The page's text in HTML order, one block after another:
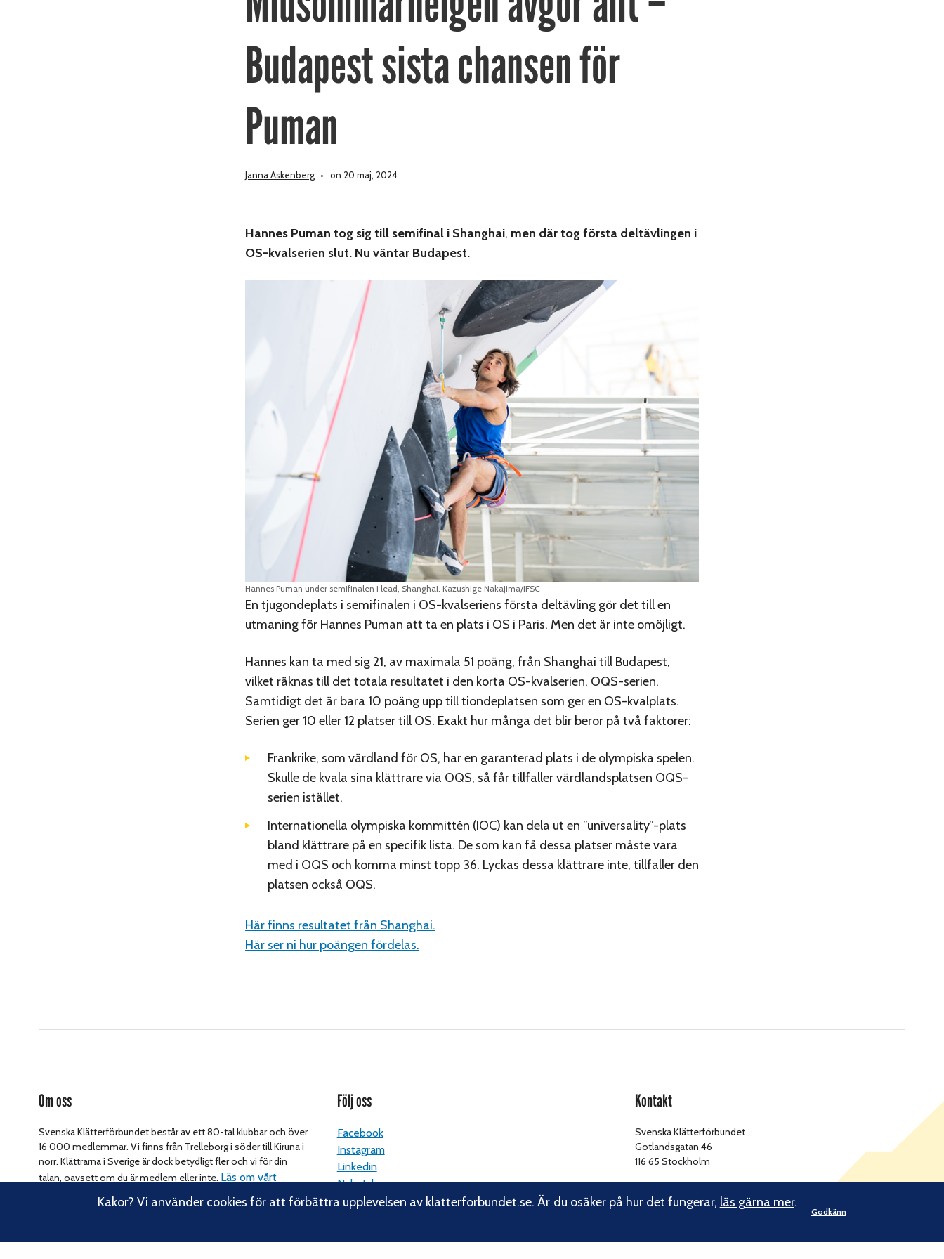
Budapest sista chansen för
Puman
Janna Askenberg on 20 maj, 2024
Hannes Puman tog sig till semifinal i Shanghai, men där tog första deltävlingen i
OS-kvalserien slut. Nu väntar Budapest.
Hannes Puman under semifinalen i lead, Shanghai. Kazushige Nakajima/IFSC
En tjugondeplats i semifinalen i OS-kvalseriens första deltävling gör det till en
utmaning för Hannes Puman att ta en plats i OS i Paris. Men det är inte omöjligt.
Hannes kan ta med sig 21, av maximala 51 poäng, från Shanghai till Budapest,
vilket räknas till det totala resultatet i den korta OS-kvalserien, OQS-serien.
Samtidigt det är bara 10 poäng upp till tiondeplatsen som ger en OS-kvalplats.
Serien ger 10 eller 12 platser till OS. Exakt hur många det blir beror på två faktorer:
Frankrike, som värdland för OS, har en garanterad plats i de olympiska spelen.
Skulle de kvala sina klättrare via OQS, så får tillfaller värdlandsplatsen OQS-
serien istället.
Internationella olympiska kommittén (IOC) kan dela ut en ”universality”-plats
bland klättrare på en specifik lista. De som kan få dessa platser måste vara
med i OQS och komma minst topp 36. Lyckas dessa klättrare inte, tillfaller den
platsen också OQS.
Här finns resultatet från Shanghai.
Här ser ni hur poängen fördelas.
Om oss
Svenska Klätterförbundet består av ett 80-tal klubbar och över
16 000 medlemmar. Vi finns från Trelleborg i söder till Kiruna i
norr. Klättrarna i Sverige är dock betydligt fler och vi för din
talan, oavsett om du är medlem eller inte. Läs om vårt
hållbarhetsarbete.
Följ oss
Facebook
Instagram
Linkedin
Nyhetsbrev
Kontakt
Svenska Klätterförbundet
Gotlandsgatan 46
116 65 Stockholm
Övriga kontaktuppgifter
Kakor? Vi använder cookies för att förbättra upplevelsen av klatterforbundet.se. Är du osäker på hur det fungerar, läs gärna mer.
Godkänn